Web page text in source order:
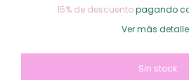
15% de descuentopagando
Ver más